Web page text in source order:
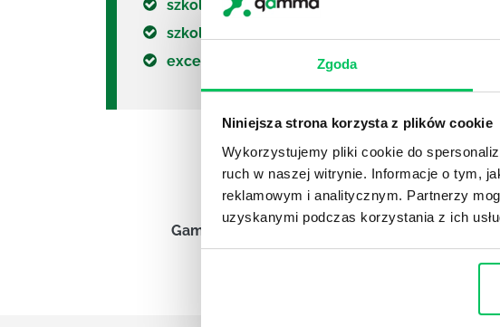
Zgoda
Niniejsza strona korzysta z plików cookie
Wykorzystujemy pliki cookie do
ruch w naszej witrynie. Informacje o tym,
reklamowym i analitycznym. Partnerzy
uzyskanymi podczas korzystania z ich
szkolenie excel zaawansowany
szkolenie excel średniozaawansowany
excel dla księgowych szkolenie
Gamma Firma Szkoleniowa | Szukasz
Polub nas i otrzymuj